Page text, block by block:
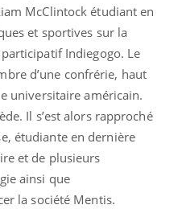
McClintock étudiant en
et sportives sur la
Indiegogo. Le
d’une confrérie, haut
universitaire américain.
Il s’est alors rapproché
étudiante en dernière
et de plusieurs
ainsi que
la société Mentis.